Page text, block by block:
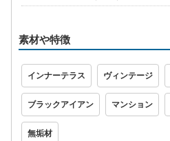
素材や特徴
インナーテラス ヴィンテージ
ブラックアイアン マンション
無垢材